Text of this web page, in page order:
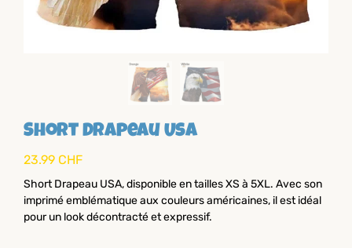
Short Drapeau Usa
23.99 CHF
Short Drapeau USA, disponible en tailles XS à 5XL. Avec son
imprimé emblématique aux couleurs américaines, il est idéal
pour un look décontracté et expressif.